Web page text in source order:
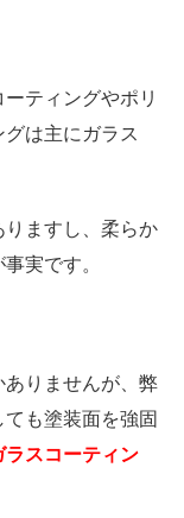
ティングやポリ
は主にガラス
りますし、柔らか
実です。
りませんが、弊
も塗装面を強固
ラスコーティン